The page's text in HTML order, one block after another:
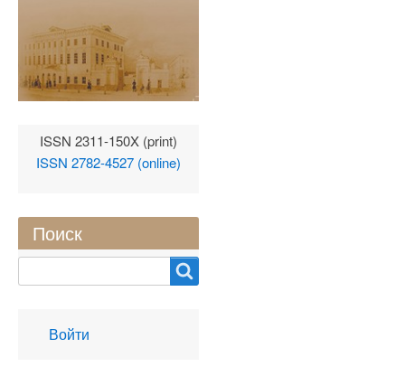
ISSN 2311-150X (print)
ISSN 2782-4527 (online)
Поиск
User
account
Войти